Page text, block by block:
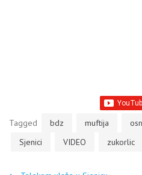
Tagged bdz muftija
Sjenici
VIDEO zukorlic